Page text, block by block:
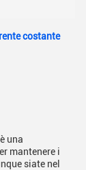
costante
una
mantenere i
siate nel